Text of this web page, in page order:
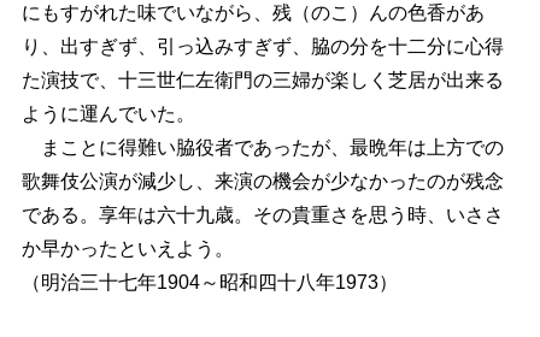
にもすがれた味でいながら、残（のこ）んの色香があ
り、出すぎず、引っ込みすぎず、脇の分を十二分に心得
た演技で、十三世仁左衛門の三婦が楽しく芝居が出来る
ように運んでいた。
まことに得難い脇役者であったが、最晩年は上方での
歌舞伎公演が減少し、来演の機会が少なかったのが残念
である。享年は六十九歳。その貴重さを思う時、いささ
か早かったといえよう。
（明治三十七年1904～昭和四十八年1973）